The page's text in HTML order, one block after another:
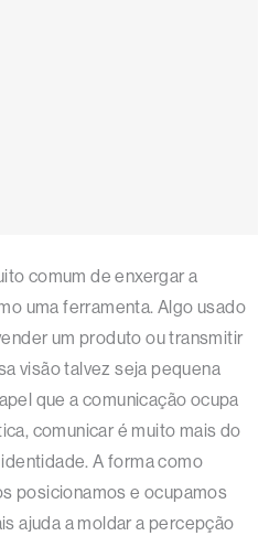
comum de enxergar a
uma ferramenta. Algo usado
um produto ou transmitir
visão talvez seja pequena
que a comunicação ocupa
comunicar é muito mais do
A forma como
posicionamos e ocupamos
ajuda a moldar a percepção